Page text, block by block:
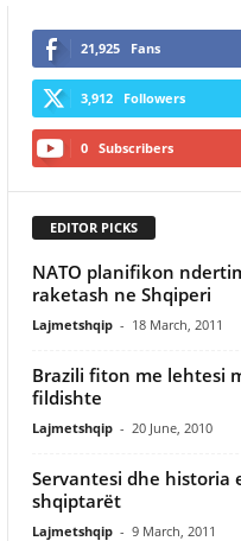
21,925 Fans
3,912 Followers
0 Subscribers
EDITOR PICKS
NATO planifikon
raketash ne Shqiperi
Lajmetshqip - 18 March, 2011
Brazili fiton me lehtesi
fildishte
Lajmetshqip - 20 June, 2010
Servantesi dhe historia
shqiptarët
Lajmetshqip - 9 March, 2011